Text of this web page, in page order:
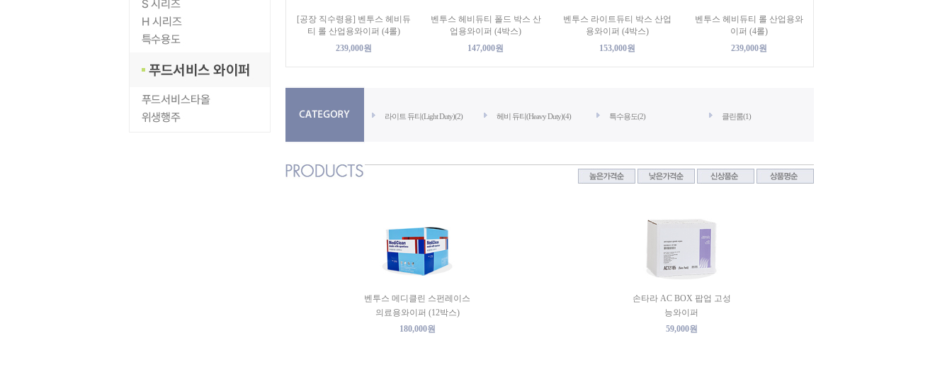
[공장 직수령용] 벤투스 헤비듀
티 롤 산업용와이퍼 (4롤)
239,000원
벤투스 헤비듀티 폴드 박스 산
업용와이퍼 (4박스)
147,000원
벤투스 라이트듀티 박스 산업
용와이퍼 (4박스)
153,000원
벤투스 헤비듀티 롤 산업용와
이퍼 (4롤)
239,000원
라이트 듀티(Light Duty)(2) 헤비 듀티(Heavy Duty)(4) 특수용도(2) 클린룸(1)
벤투스 메디클린 스펀레이스
의료용와이퍼 (12박스)
180,000원
손타라 AC BOX 팝업 고성
능와이퍼
59,000원